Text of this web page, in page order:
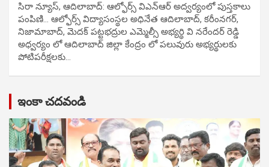
సిరా న్యూస్, ఆదిలాబాద్: ఆల్ఫోర్స్ విఎన్ఆర్ అద్వర్యంలో పుస్తకాలు
పంపిణి… ఆల్ఫోర్స్ విద్యాసంస్థల అధినేత ఆదిలాబాద్, కరీంనగర్,
నిజామాబాద్, మెదక్ పట్టభద్రుల ఎమ్మెల్సీ అభ్యర్థి వి నరేందర్ రెడ్డి
అధ్వర్యం లో ఆదిలాబాద్ జిల్లా కేంద్రం లో పలువురు అభ్యర్థులకు
పోటిప‌రీక్ష‌ల‌కు…
ఇంకా చదవండి